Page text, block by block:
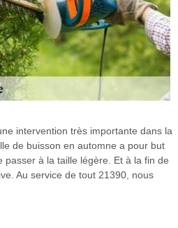
intervention très importante dans la
de buisson en automne a pour but
passer à la taille légère. Et à la fin de
Au service de tout 21390, nous